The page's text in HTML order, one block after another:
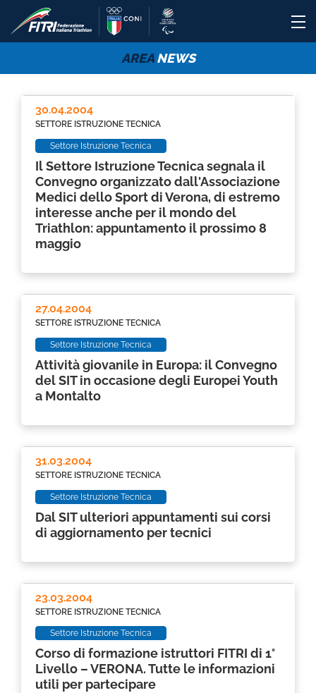
AREANEWS
Il Settore Istruzione Tecnica segnala il
Convegno organizzato dall'Associazione
Medici dello Sport di Verona, di estremo
interesse anche per il mondo del
Triathlon: appuntamento il prossimo 8
maggio
SETTORE ISTRUZIONE TECNICA
30.04.2004
Settore Istruzione Tecnica
Attività giovanile in Europa: il Convegno
del SIT in occasione degli Europei Youth
a Montalto
SETTORE ISTRUZIONE TECNICA
27.04.2004
Settore Istruzione Tecnica
Dal SIT ulteriori appuntamenti sui corsi
di aggiornamento per tecnici
SETTORE ISTRUZIONE TECNICA
31.03.2004
Settore Istruzione Tecnica
Corso di formazione istruttori FITRI di 1°
Livello – VERONA. Tutte le informazioni
utili per partecipare
SETTORE ISTRUZIONE TECNICA
23.03.2004
Settore Istruzione Tecnica